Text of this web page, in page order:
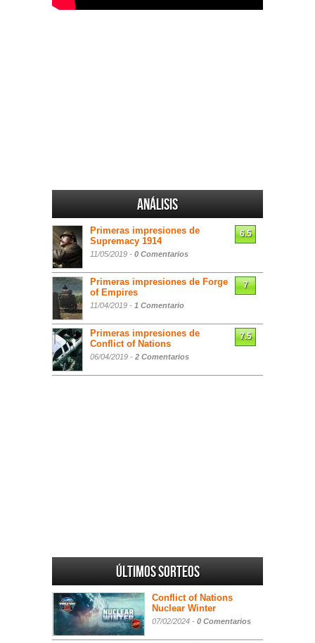
Análisis
Primeras impresiones de
Supremacy 1914
11/05/2019 - 0 Comentarios
6.5
Primeras impresiones de Forge
of Empires
11/04/2019 - 1 Comentario
7
Primeras impresiones de
Conflict of Nations
06/04/2019 - 2 Comentarios
7.5
Últimos sorteos
Conflict of Nations
Nuclear Winter
07/02/2024 - 0 Comentarios